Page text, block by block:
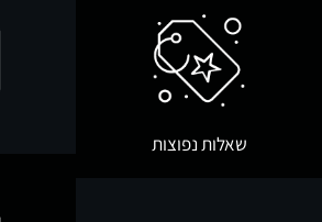
שאלות נפוצות